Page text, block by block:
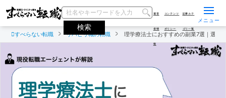
運営
者情
報
コンテンツ
ポリシー
記事カテ
ゴリ一覧
メニュー
すべらない転職 リハビリ職の転職 理学療法士におすすめの副業7選｜選び